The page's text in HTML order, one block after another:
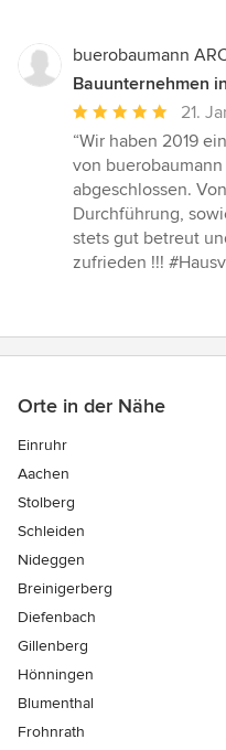
buerobaumann
Bauunternehmen
Durchschnittliche
Bewertung:
5
von
5
Sternen
21.
“Wir haben 2019
von
abgeschlossen.
Durchführung,
stets gut betreut
zufrieden !!!
Orte in der Nähe
Einruhr
Aachen
Stolberg
Schleiden
Nideggen
Breinigerberg
Diefenbach
Gillenberg
Hönningen
Blumenthal
Frohnrath